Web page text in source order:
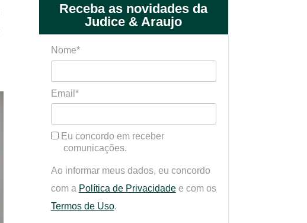
Receba as novidades da
Judice & Araujo
Nome*
Email*
Eu concordo em receber
comunicações.
Ao informar meus dados, eu concordo
com a Política de Privacidadee com os
Termos de Uso.